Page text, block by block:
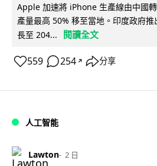
Apple 加速將 iPhone 生產線由中國
產量最高 50% 移至當地。印度政府
長至 204...
閱讀全文
559 254 ↗ 分享
人工智能
Lawton 2 日